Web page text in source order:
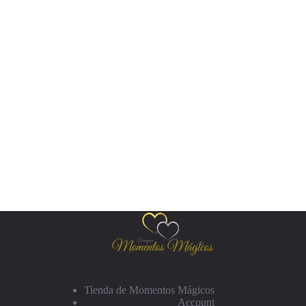
Tienda de Momentos Mágicos
Account